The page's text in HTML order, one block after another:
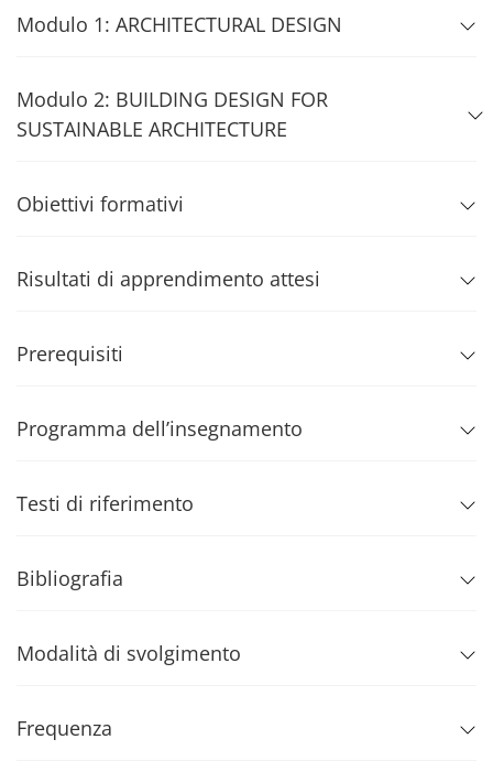
Modulo 1: ARCHITECTURAL DESIGN
Modulo 2: BUILDING DESIGN FOR
SUSTAINABLE ARCHITECTURE
Obiettivi formativi
Risultati di apprendimento attesi
Prerequisiti
Programma dell’insegnamento
Testi di riferimento
Bibliografia
Modalità di svolgimento
Frequenza